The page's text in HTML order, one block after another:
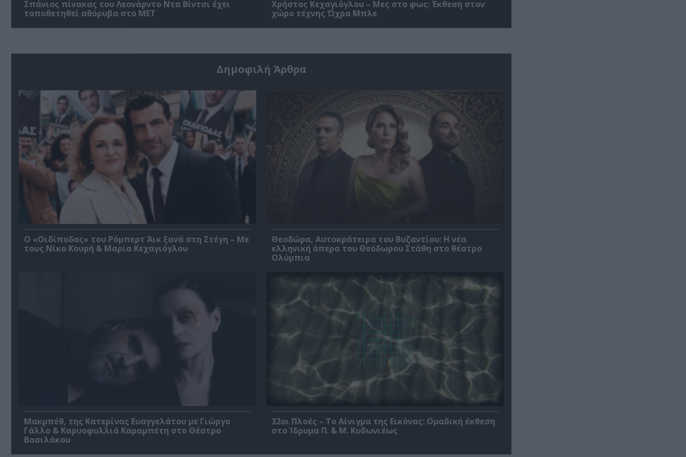
Σπάνιος πίνακας του Λεονάρντο Ντα Βίντσι έχει
τοποθετηθεί αθόρυβα στο MET
Χρήστος Κεχαγιόγλου – Μες στο φως: Έκθεση στον
χώρο τέχνης Ώχρα Μπλε
Δημοφιλή Άρθρα
O «Οιδίποδας» του Ρόμπερτ Άικ ξανά στη Στέγη – Με
τους Νίκο Κουρή & Μαρία Κεχαγιόγλου
Θεοδώρα, Αυτοκράτειρα του Βυζαντίου: Η νέα
ελληνική όπερα του Θεόδωρου Στάθη στο θέατρο
Ολύμπια
Μακμπέθ, της Κατερίνας Ευαγγελάτου με Γιώργο
Γάλλο & Καρυοφυλλιά Καραμπέτη στο Θέατρο
Βασιλάκου
32οι Πλοές – Το Αίνιγμα της Εικόνας: Ομαδική έκθεση
στο Ίδρυμα Π. & Μ. Κυδωνιέως